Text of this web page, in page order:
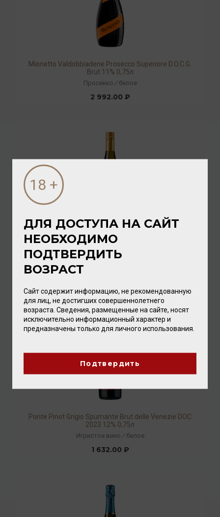
Mionetto Valdobbiadene Prosecco Superiore D.O.C.G.
Brut 11% 0,75л
Просекко / белое
2 992.00 ₽
Ponte Bianco Vino Frizzante 2023 10,5% 0,75л
Игристое вино/
Ponte Pinot Grigio Spumante Brut delle Venezie DOC
2023 12% 0,75л
Игристое вино / белое
1 632.00 ₽
ДЛЯ ДОСТУПА НА САЙТ
НЕОБХОДИМО
ПОДТВЕРДИТЬ
ВОЗРАСТ
Сайт содержит информацию, не рекомендованную
для лиц, не достигших совершеннолетнего
возраста. Сведения, размещенные на сайте, носят
исключительно информационный характер и
предназначены только для личного использования.
Подтвердить